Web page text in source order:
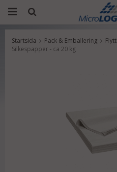
Produkten har blivit
Startsida Pack & Emballering
Silkespapper - ca 20 kg